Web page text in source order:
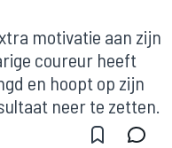
motivatie aan zijn
coureur heeft
en hoopt op zijn
neer te zetten.